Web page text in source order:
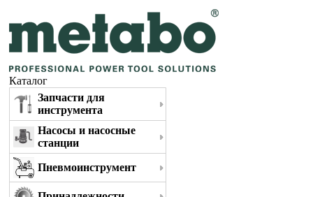
Каталог
Запчасти для
инструмента
Насосы и насосные
станции
Пневмоинструмент